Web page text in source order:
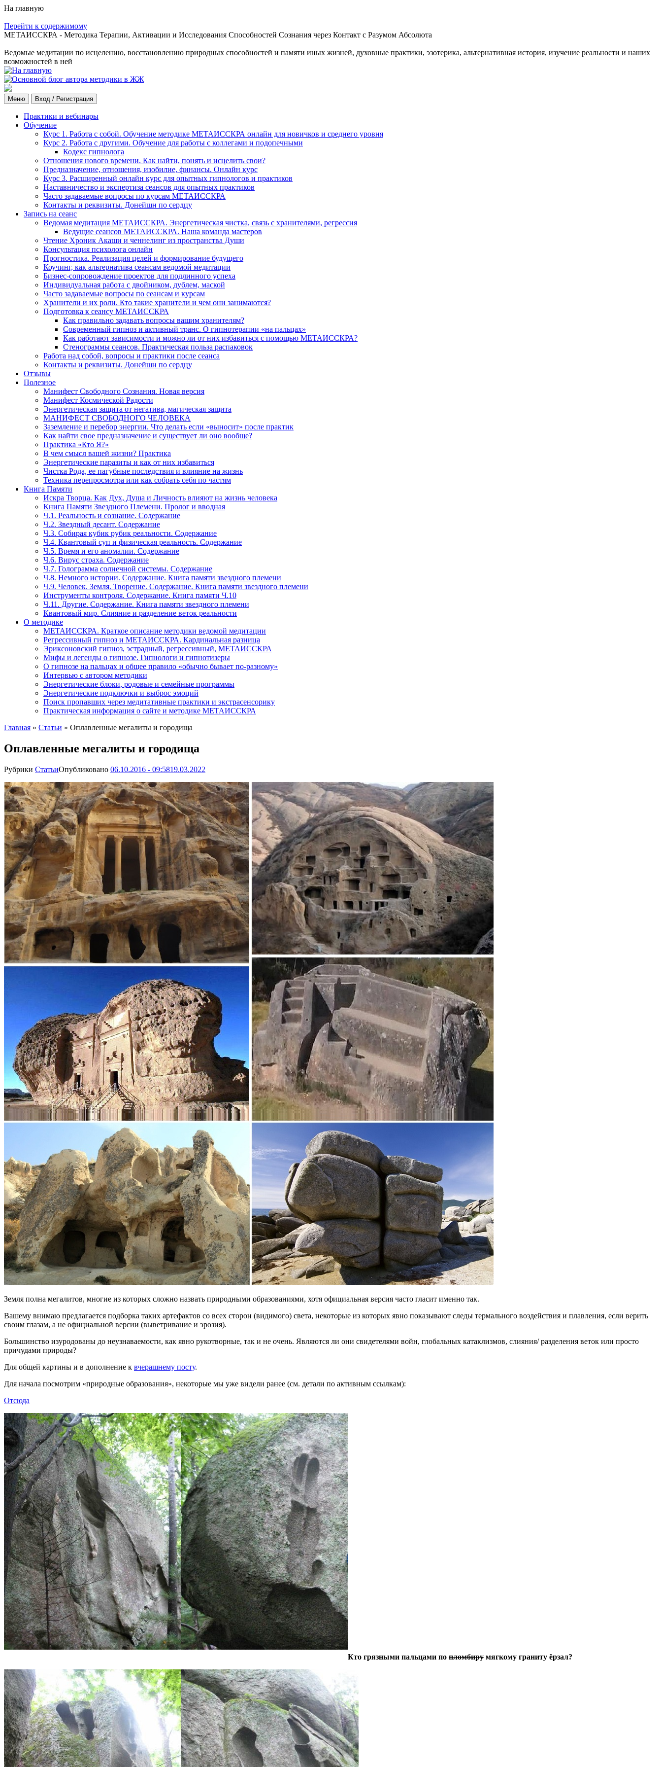
На главную
Перейти к содержимому
МЕТАИССКРА - Методика Терапии, Активации и Исследования Способностей Сознания через Контакт с Разумом Абсолюта
Ведомые медитации по исцелению, восстановлению природных способностей и памяти иных жизней, духовные практики, эзотерика, альтернативная история, изучение реальности и наших
возможностей в ней
Меню Вход / Регистрация
Практики и вебинары
Обучение
Курс 1. Работа с собой. Обучение методике МЕТАИССКРА онлайн для новичков и среднего уровня
Курс 2. Работа с другими. Обучение для работы с коллегами и подопечными
Кодекс гипнолога
Отношения нового времени. Как найти, понять и исцелить свои?
Предназначение, отношения, изобилие, финансы. Онлайн курс
Курс 3. Расширенный онлайн курс для опытных гипнологов и практиков
Наставничество и экспертиза сеансов для опытных практиков
Часто задаваемые вопросы по курсам МЕТАИССКРА
Контакты и реквизиты. Донейшн по сердцу
Запись на сеанс
Ведомая медитация МЕТАИССКРА. Энергетическая чистка, связь с хранителями, регрессия
Ведущие сеансов МЕТАИССКРА. Наша команда мастеров
Чтение Хроник Акаши и ченнелинг из пространства Души
Консультация психолога онлайн
Прогностика. Реализация целей и формирование будущего
Коучинг, как альтернатива сеансам ведомой медитации
Бизнес-сопровождение проектов для подлинного успеха
Индивидуальная работа с двойником, дублем, маской
Часто задаваемые вопросы по сеансам и курсам
Хранители и их роли. Кто такие хранители и чем они занимаются?
Подготовка к сеансу МЕТАИССКРА
Как правильно задавать вопросы вашим хранителям?
Современный гипноз и активный транс. О гипнотерапии «на пальцах»
Как работают зависимости и можно ли от них избавиться с помощью МЕТАИССКРА?
Стенограммы сеансов. Практическая польза распаковок
Работа над собой, вопросы и практики после сеанса
Контакты и реквизиты. Донейшн по сердцу
Отзывы
Полезное
Манифест Свободного Сознания. Новая версия
Манифест Космической Радости
Энергетическая защита от негатива, магическая защита
МАНИФЕСТ СВОБОДНОГО ЧЕЛОВЕКА
Заземление и перебор энергии. Что делать если «выносит» после практик
Как найти свое предназначение и существует ли оно вообще?
Практика «Кто Я?»
В чем смысл вашей жизни? Практика
Энергетические паразиты и как от них избавиться
Чистка Рода, ее пагубные последствия и влияние на жизнь
Техника перепросмотра или как собрать себя по частям
Книга Памяти
Искра Творца. Как Дух, Душа и Личность влияют на жизнь человека
Книга Памяти Звездного Племени. Пролог и вводная
Ч.1. Реальность и сознание. Содержание
Ч.2. Звездный десант. Содержание
Ч.3. Собирая кубик рубик реальности. Содержание
Ч.4. Квантовый суп и физическая реальность. Содержание
Ч.5. Время и его аномалии. Содержание
Ч.6. Вирус страха. Содержание
Ч.7. Голограмма солнечной системы. Содержание
Ч.8. Немного истории. Содержание. Книга памяти звездного племени
Ч.9. Человек. Земля. Творение. Содержание. Книга памяти звездного племени
Инструменты контроля. Содержание. Книга памяти Ч.10
Ч.11. Другие. Содержание. Книга памяти звездного племени
Квантовый мир. Слияние и разделение веток реальности
О методике
МЕТАИССКРА. Краткое описание методики ведомой медитации
Регрессивный гипноз и МЕТАИССКРА. Кардинальная разница
Эриксоновский гипноз, эстрадный, регрессивный, МЕТАИССКРА
Мифы и легенды о гипнозе. Гипнологи и гипнотизеры
О гипнозе на пальцах и общее правило «обычно бывает по-разному»
Интервью с автором методики
Энергетические блоки, родовые и семейные программы
Энергетические подключки и выброс эмоций
Поиск пропавших через медитативные практики и экстрасенсорику
Практическая информация о сайте и методике МЕТАИССКРА
Главная » Статьи » Оплавленные мегалиты и городища
Оплавленные мегалиты и городища
Рубрики СтатьиОпубликовано 06.10.2016 - 09:5819.03.2022
Земля полна мегалитов, многие из которых сложно назвать природными образованиями, хотя официальная версия часто гласит именно так.
Вашему внимаю предлагается подборка таких артефактов со всех сторон (видимого) света, некоторые из которых явно показывают следы термального воздействия и плавления, если верить
своим глазам, а не официальной версии (выветривание и эрозия).
Большинство изуродованы до неузнаваемости, как явно рукотворные, так и не очень. Являются ли они свидетелями войн, глобальных катаклизмов, слияния/ разделения веток или просто
причудами природы?
Для общей картины и в дополнение к вчерашнему посту.
Для начала посмотрим «природные образования», некоторые мы уже видели ранее (см. детали по активным ссылкам):
Отсюда
Кто грязными пальцами по пломбиру мягкому граниту ёрзал?